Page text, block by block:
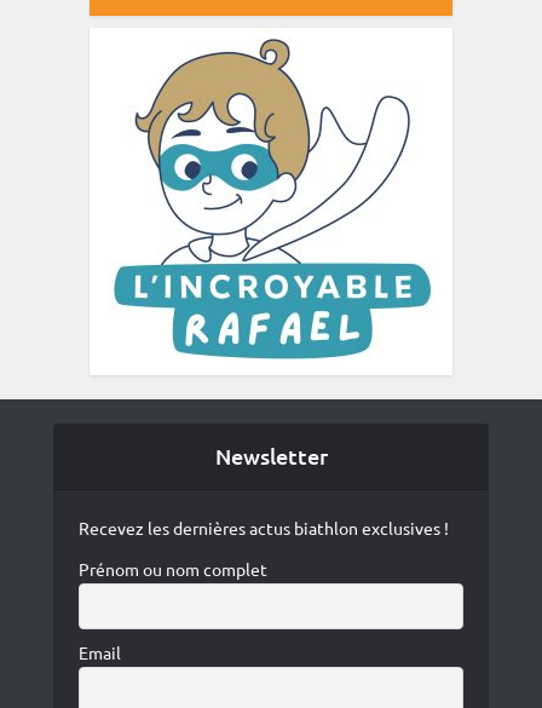
Newsletter
Recevez les dernières actus biathlon exclusives !
Prénom ou nom complet
Email